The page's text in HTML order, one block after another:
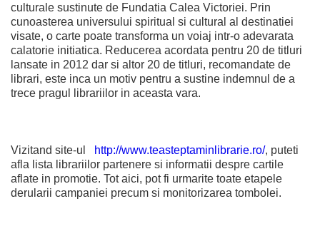
culturale sustinute de Fundatia Calea Victoriei. Prin
cunoasterea universului spiritual si cultural al destinatiei
visate, o carte poate transforma un voiaj intr-o adevarata
calatorie initiatica. Reducerea acordata pentru 20 de titluri
lansate in 2012 dar si altor 20 de titluri, recomandate de
librari, este inca un motiv pentru a sustine indemnul de a
trece pragul librariilor in aceasta vara.
Vizitand site-ul http://www.teasteptaminlibrarie.ro/, puteti
afla lista librariilor partenere si informatii despre cartile
aflate in promotie. Tot aici, pot fi urmarite toate etapele
derularii campaniei precum si monitorizarea tombolei.